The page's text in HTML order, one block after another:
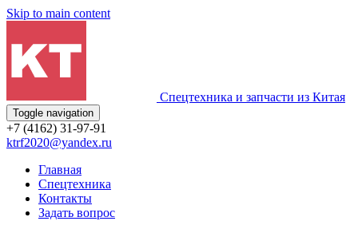
Skip to main content
Спецтехника и запчасти из Китая
Toggle navigation
+7 (4162) 31-97-91
ktrf2020@yandex.ru
Главная
Спецтехника
Контакты
Задать вопрос